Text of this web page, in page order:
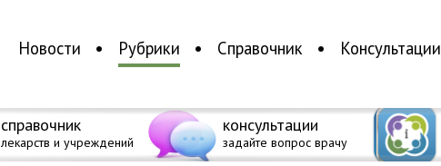
Новости Рубрики Справочник Консультации
справочник
лекарств и учреждений
консультации
задайте вопрос врачу